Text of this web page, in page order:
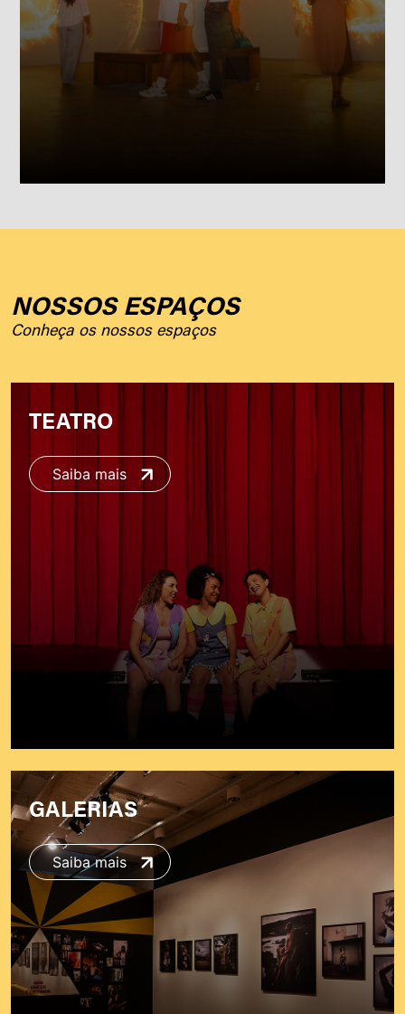
NOSSOS ESPAÇOS
Conheça os nossos espaços
TEATRO
Saiba mais
GALERIAS
Saiba mais